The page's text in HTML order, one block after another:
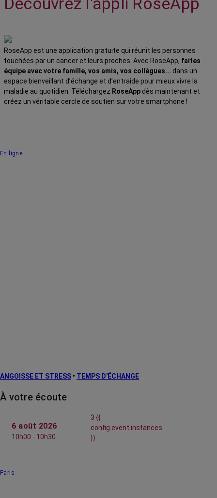
RoseApp est une application gratuite qui réunit les personnes
touchées par un cancer et leurs proches. Avec RoseApp, faites
équipe avec votre famille, vos amis, vos collègues... dans un
espace bienveillant d’échange et d’entraide pour mieux vivre la
maladie au quotidien. Téléchargez RoseApp dès maintenant et
créez un véritable cercle de soutien sur votre smartphone !
En ligne
ANGOISSE ET STRESS • TEMPS D'ÉCHANGE
À votre écoute
6 août 2026
10h00 - 10h30
3 {{
config.event.instances
}}
Paris